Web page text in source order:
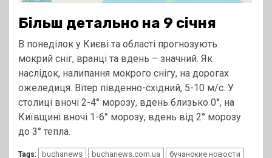
Більш детально на 9 січня
В понеділок у Києві та області прогнозують
мокрий сніг, вранці та вдень – значний. Як
наслідок, налипання мокрого снігу, на дорогах
ожеледиця. Вітер південно-східний, 5-10 м/с. У
столиці вночі 2-4° морозу, вдень близько 0°, на
Київщині вночі 1-6° морозу, вдень від 2° морозу
до 3° тепла.
Tags: buchanews buchanews.com.ua бучанские новости